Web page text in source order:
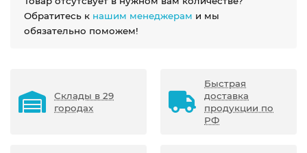
Обратитесь к нашим менеджерам и мы
обязательно поможем!
Склады в 29
городах
Быстрая
доставка
продукции по
РФ